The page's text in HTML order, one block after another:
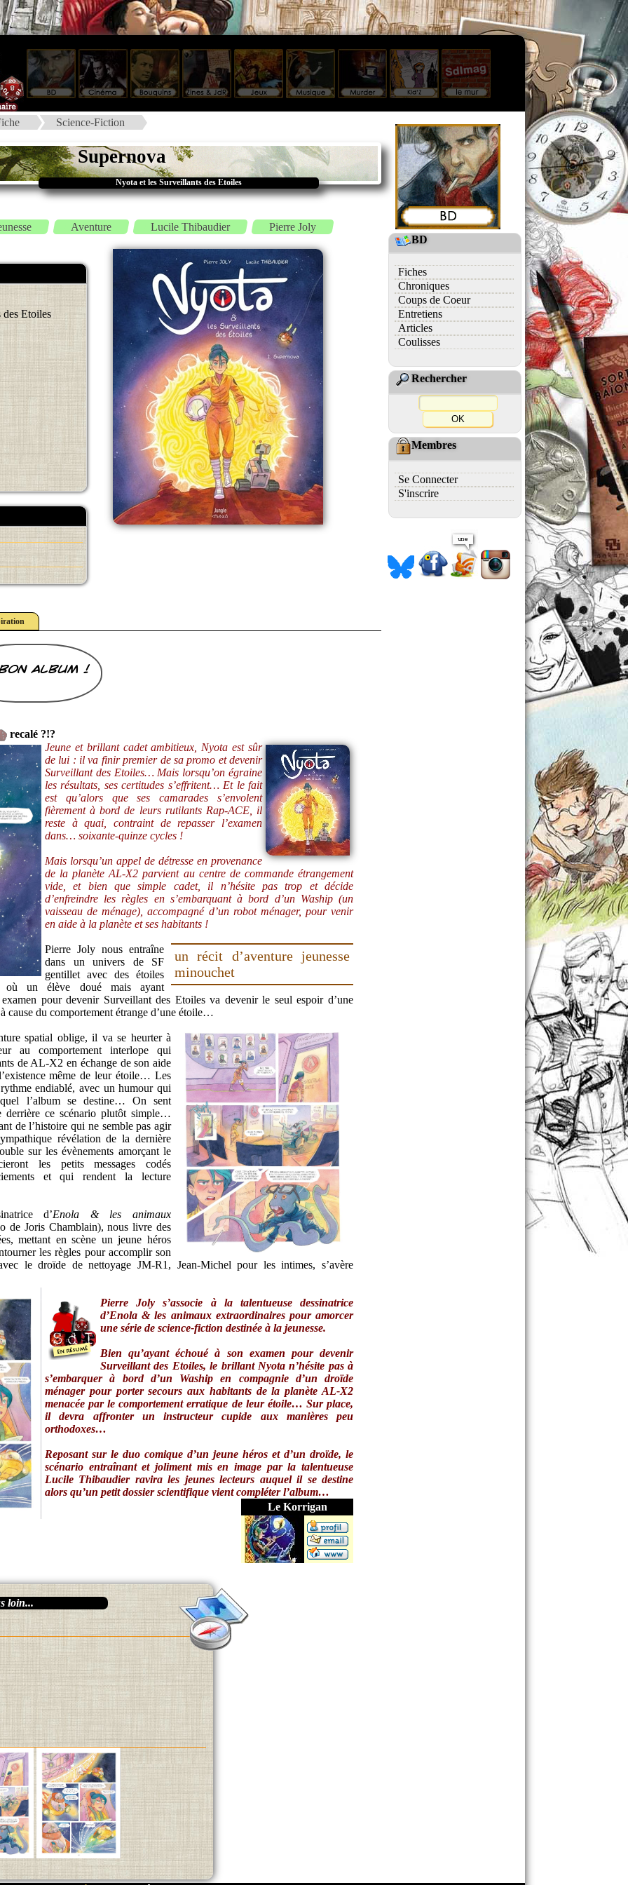
Science-Fiction
Supernova
Nyota et les Surveillants des Etoiles
Aventure Lucile Thibaudier Pierre Joly
Etoiles
album !
recalé ?!?
Jeune et brillant cadet ambitieux, Nyota est sûr
de lui : il va finir premier de sa promo et devenir
Surveillant des Etoiles… Mais lorsqu’on égraine
les résultats, ses certitudes s’effritent… Et le fait
est qu’alors que ses camarades s’envolent
fièrement à bord de leurs rutilants Rap-ACE, il
reste à quai, contraint de repasser l’examen
dans… soixante-quinze cycles !
Mais lorsqu’un appel de détresse en provenance
de la planète AL-X2 parvient au centre de commande étrangement
vide, et bien que simple cadet, il n’hésite pas trop et décide
d’enfreindre les règles en s’embarquant à bord d’un Waship (un
vaisseau de ménage), accompagné d’un robot ménager, pour venir
en aide à la planète et ses habitants !
un récit d’aventure jeunesse
minouchet
Pierre Joly nous entraîne
dans un univers de SF
gentillet avec des étoiles
où un élève doué mais ayant
pour devenir Surveillant des Etoiles va devenir le seul espoir d’une
cause du comportement étrange d’une étoile…
spatial oblige, il va se heurter à
au comportement interlope qui
de AL-X2 en échange de son aide
même de leur étoile… Les
endiablé, avec un humour qui
l’album se destine… On sent
derrière ce scénario plutôt simple…
de l’histoire qui ne semble pas agir
révélation de la dernière
sur les évènements amorçant le
les petits messages codés
et qui rendent la lecture
d’Enola & les animaux
de Joris Chamblain), nous livre des
mettant en scène un jeune héros
les règles pour accomplir son
le droïde de nettoyage JM-R1, Jean-Michel pour les intimes, s’avère
Pierre Joly s’associe à la talentueuse dessinatrice
d’Enola & les animaux extraordinairespour amorcer
une série de science-fiction destinée à la jeunesse.
Bien qu’ayant échoué à son examen pour devenir
Surveillant des Etoiles, le brillant Nyota n’hésite pas à
s’embarquer à bord d’un Waship en compagnie d’un droïde
ménager pour porter secours aux habitants de la planète AL-X2
menacée par le comportement erratique de leur étoile… Sur place,
il devra affronter un instructeur cupide aux manières peu
orthodoxes…
Reposant sur le duo comique d’un jeune héros et d’un droïde, le
scénario entraînant et joliment mis en image par la talentueuse
Lucile Thibaudier ravira les jeunes lecteurs auquel il se destine
alors qu’un petit dossier scientifique vient compléter l’album…
Le Korrigan
loin...
BD
Fiches
Chroniques
Coups de Coeur
Entretiens
Articles
Coulisses
Rechercher
Membres
Se Connecter
S'inscrire